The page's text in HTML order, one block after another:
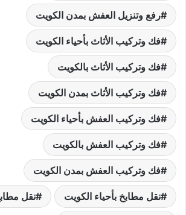
رفع وتنزيل العفش بمدن الكويت
فك وتركيب الأثاث بأحياء الكويت
فك وتركيب الأثاث بالكويت
فك وتركيب الأثاث بمدن الكويت
فك وتركيب العفش بأحياء الكويت
فك وتركيب العفش بالكويت
فك وتركيب العفش بمدن الكويت
نقل مطابخ بأحياء الكويت نقل